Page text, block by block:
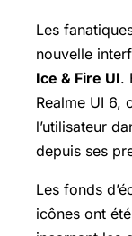
Les
nouvelle
Ice & Fire UI.
Realme UI 6,
l’utilisateur
depuis ses
Les fonds
icônes ont